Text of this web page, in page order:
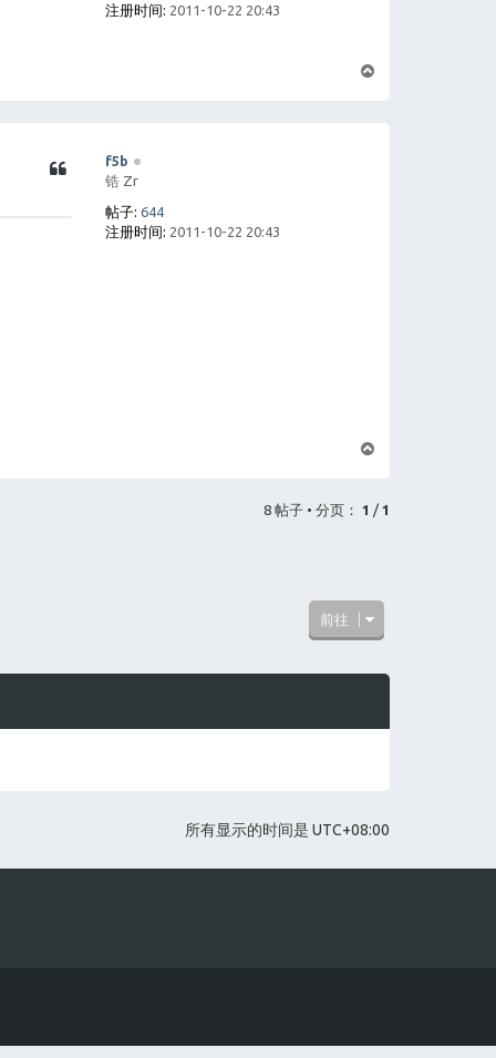
注册时间: 2011-10-22 20:43
f5b
锆 Zr
帖子: 644
注册时间: 2011-10-22 20:43
8 帖子 • 分页： 1 / 1
前往
所有显示的时间是 UTC+08:00